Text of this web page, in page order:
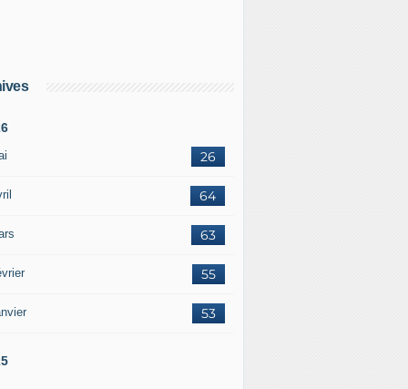
26
64
63
55
53